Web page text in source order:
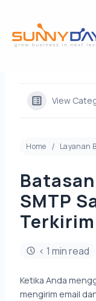
konten
View
Home Layanan
SMTP
Terkirim
< 1 min read
Ketika Anda
mengirim email